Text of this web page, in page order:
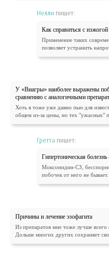
Нелли пишет:
Как справиться с изжогой
Применение таких
позволяет устранить
У «Виагры» наиболее выражены
сравнению с аналогичными
Хоть я тоже уже давно пью для
общем из-за цены, но тех "ужасных"
Гретта пишет:
Гипертоническая
Моксонидин-СЗ,
побочек от него не
Причины и лечение эзофагита
Из препаратов мне тоже лучше всего
Дольше многих других сохраняет